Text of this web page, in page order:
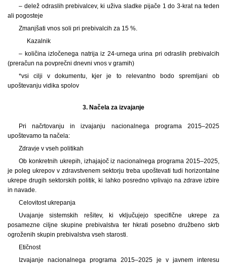
– delež odraslih prebivalcev, ki uživa sladke pijače 1 do 3-krat na teden
ali pogosteje
Zmanjšati vnos soli pri prebivalcih za 15 %.
Kazalnik
– količina izločenega natrija iz 24-urnega urina pri odraslih prebivalcih
(preračun na povprečni dnevni vnos v gramih)
*vsi cilji v dokumentu, kjer je to relevantno bodo spremljani ob
upoštevanju vidika spolov
3. Načela za izvajanje
Pri načrtovanju in izvajanju nacionalnega programa 2015–2025
upoštevamo ta načela:
Zdravje v vseh politikah
Ob konkretnih ukrepih, izhajajoč iz nacionalnega programa 2015–2025,
je poleg ukrepov v zdravstvenem sektorju treba upoštevati tudi horizontalne
ukrepe drugih sektorskih politik, ki lahko posredno vplivajo na zdrave izbire
in navade.
Celovitost ukrepanja
Uvajanje sistemskih rešitev, ki vključujejo specifične ukrepe za
posamezne ciljne skupine prebivalstva ter hkrati posebno družbeno skrb
ogroženih skupin prebivalstva vseh starosti.
Etičnost
Izvajanje nacionalnega programa 2015–2025 je v javnem interesu